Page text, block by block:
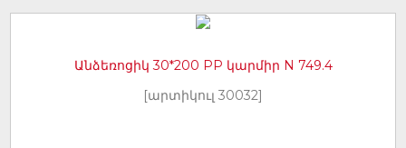
Անձեռոցիկ 30*200 PP կարմիր N 749.4
[արտիկուլ 30032]